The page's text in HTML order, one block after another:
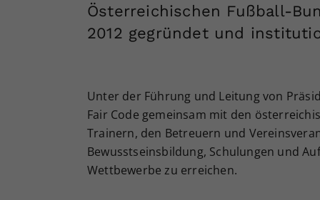
Österreichischen Fußball-
2012 gegründet und
Unter der Führung und Leitung von
Fair Code gemeinsam mit den
Trainern, den Betreuern und
Bewusstseinsbildung, Schulungen und
Wettbewerbe zu erreichen.